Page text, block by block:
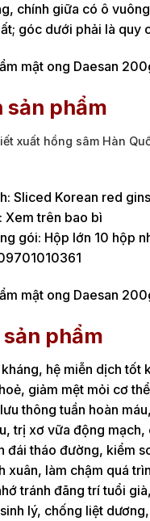
chính giữa có ô
góc dưới phải là quy
sản phẩm
xuất hồng sâm Hàn
Sliced Korean red
Xem trên bao bì
gói: Hộp lớn 10 hộp
phẩm
hệ miễn dịch tốt
giảm mệt mỏi cơ
thông tuần hoàn
trị xơ vữa động
đái tháo đường, kiểm
xuân, làm chậm quá
tránh đãng trí tuổi
lý, chống liệt